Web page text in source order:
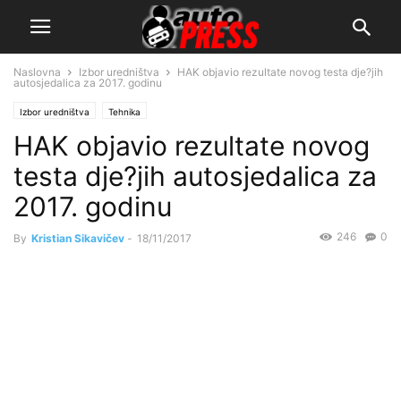
Naslovna Izbor uredništva
HAK objavio rezultate novog testa dje?jih
autosjedalica za 2017. godinu
Izbor uredništva Tehnika
HAK objavio rezultate novog
testa dje?jih autosjedalica za
2017. godinu
By Kristian Sikavičev - 18/11/2017 0
246